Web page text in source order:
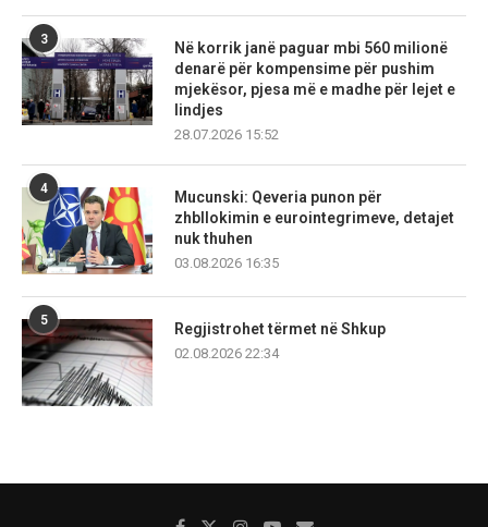
3
Në korrik janë paguar mbi 560 milionë
denarë për kompensime për pushim
mjekësor, pjesa më e madhe për lejet e
lindjes
28.07.2026 15:52
4
Mucunski: Qeveria punon për
zhbllokimin e eurointegrimeve, detajet
nuk thuhen
03.08.2026 16:35
5
Regjistrohet tërmet në Shkup
02.08.2026 22:34